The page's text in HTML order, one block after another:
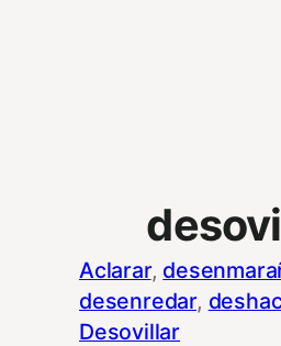
Aclarar,
desenredar,
Desovillar